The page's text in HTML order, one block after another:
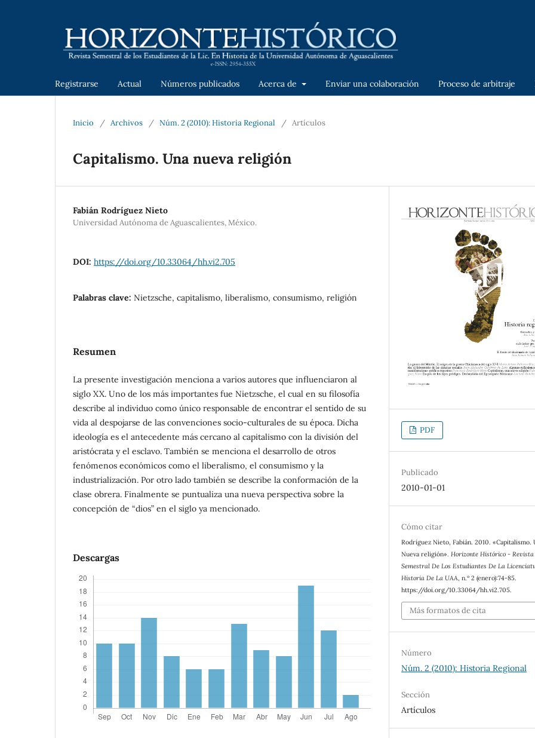
Registrarse Actual Números publicados Acerca de Enviar una colaboración Proceso de arbitraje
Inicio / Archivos / Núm. 2 (2010): Historia Regional / Artículos
Capitalismo. Una nueva religión
Fabián Rodríguez Nieto
Universidad Autónoma de Aguascalientes, México.
DOI: https://doi.org/10.33064/hh.vi2.705
Palabras clave: Nietzsche, capitalismo, liberalismo, consumismo, religión
Resumen
La presente investigación menciona a varios autores que influenciaron al
siglo XX. Uno de los más importantes fue Nietzsche, el cual en su filosofía
describe al individuo como único responsable de encontrar el sentido de su
vida al despojarse de las convenciones socio-culturales de su época. Dicha
ideología es el antecedente más cercano al capitalismo con la división del
aristócrata y el esclavo. También se menciona el desarrollo de otros
fenómenos económicos como el liberalismo, el consumismo y la
industrialización. Por otro lado también se describe la conformación de la
clase obrera. Finalmente se puntualiza una nueva perspectiva sobre la
concepción de “dios” en el siglo ya mencionado.
Descargas
PDF
Publicado
2010-01-01
Cómo citar
Rodríguez Nieto, Fabián. 2010. «Capitalismo.
Nueva religión». Horizonte Histórico - Revista
Semestral De Los Estudiantes De La
Historia De La UAA , n.º 2 (enero):74-85.
https://doi.org/10.33064/hh.vi2.705.
Más formatos de cita
Número
Núm. 2 (2010): Historia Regional
Sección
Artículos